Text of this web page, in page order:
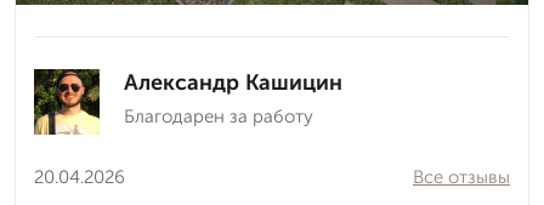
Александр Кашицин
Благодарен за работу
20.04.2026
Все отзывы